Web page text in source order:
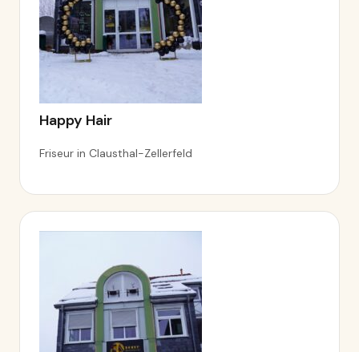
Happy Hair
Friseur in Clausthal-Zellerfeld